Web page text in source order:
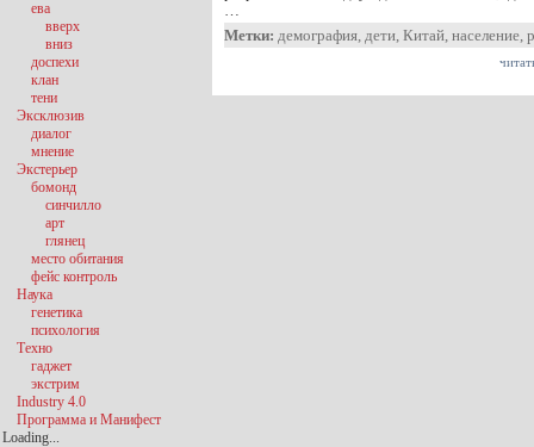
…
Метки: демография, дети, Китай, население,
ева
вверх
вниз
доспехи
клан
тени
Эксклюзив
диалог
мнение
Экстерьер
бомонд
синчилло
арт
глянец
место обитания
фейс контроль
Наука
генетика
психология
Техно
гаджет
экстрим
Industry 4.0
Программа и Манифест
Loading...